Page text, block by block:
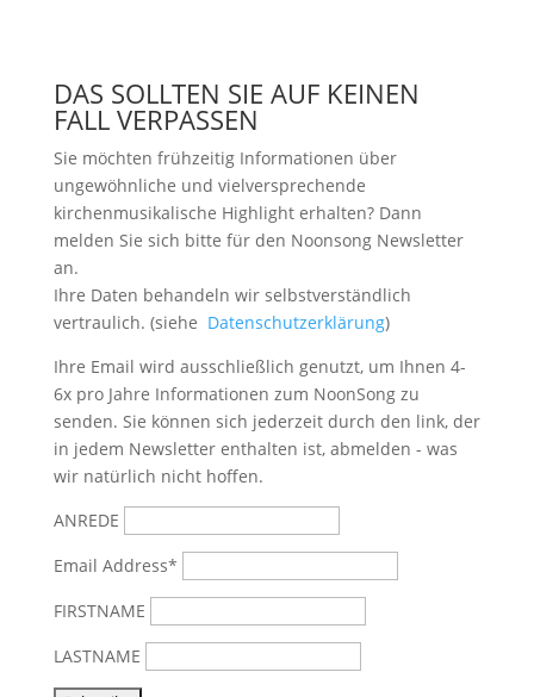
DAS SOLLTEN SIE AUF KEINEN
FALL VERPASSEN
Sie möchten frühzeitig Informationen über
ungewöhnliche und vielversprechende
kirchenmusikalische Highlight erhalten? Dann
melden Sie sich bitte für den Noonsong Newsletter
an.
Ihre Daten behandeln wir selbstverständlich
vertraulich. (siehe Datenschutzerklärung)
Ihre Email wird ausschließlich genutzt, um Ihnen 4-
6x pro Jahre Informationen zum NoonSong zu
senden. Sie können sich jederzeit durch den link, der
in jedem Newsletter enthalten ist, abmelden - was
wir natürlich nicht hoffen.
ANREDE
Email Address*
FIRSTNAME
LASTNAME